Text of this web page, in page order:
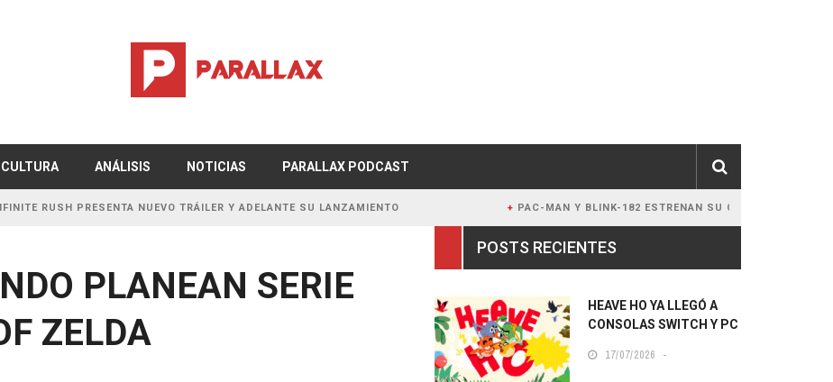
CULTURA ANÁLISIS NOTICIAS PARALLAX PODCAST
PRESENTA NUEVO TRÁILER Y ADELANTE SU LANZAMIENTO PAC-MAN Y BLINK-182 ESTRENAN SU COLABORACIÓN EN LA SAN
PLANEAN SERIE
ZELDA
POSTS RECIENTES
HEAVE HO YA LLEGÓ A
CONSOLAS SWITCH Y PC
17/07/2026